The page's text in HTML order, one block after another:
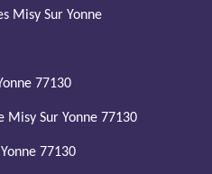
Misy Sur Yonne
77130
Sur Yonne 77130
77130